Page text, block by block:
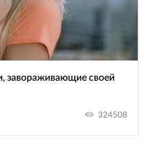
завораживающие своей
324508